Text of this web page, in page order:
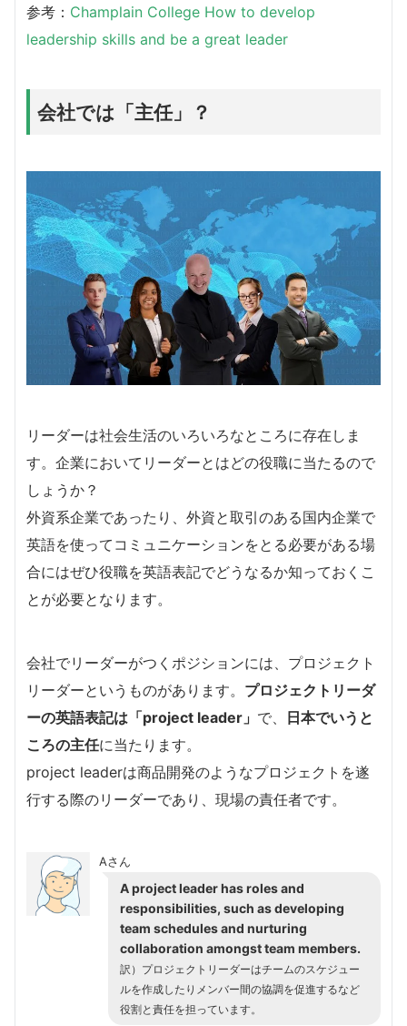
参考： Champlain College How to develop
leadership skills and be a great leader
会社では「主任」？
リーダーは社会生活のいろいろなところに存在しま
す。企業においてリーダーとはどの役職に当たるので
しょうか？
外資系企業であったり、外資と取引のある国内企業で
英語を使ってコミュニケーションをとる必要がある場
合にはぜひ役職を英語表記でどうなるか知っておくこ
とが必要となります。
会社でリーダーがつくポジションには、プロジェクト
リーダーというものがあります。 プロジェクトリーダ
ーの英語表記は「project leader」 で、 日本でいうと
ころの主任に当たります。
project leaderは商品開発のようなプロジェクトを遂
行する際のリーダーであり、現場の責任者です。
Aさん
A project leader has roles and
responsibilities, such as developing
team schedules and nurturing
collaboration amongst team members.
訳）プロジェクトリーダーはチームのスケジュー
ルを作成したりメンバー間の協調を促進するなど
役割と責任を担っています。